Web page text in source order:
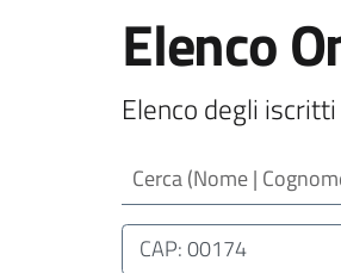
Elenco
Elenco degli
Cerca (Nome | Cognome | N.
Luogo (CAP | Comune
CAP: 00174